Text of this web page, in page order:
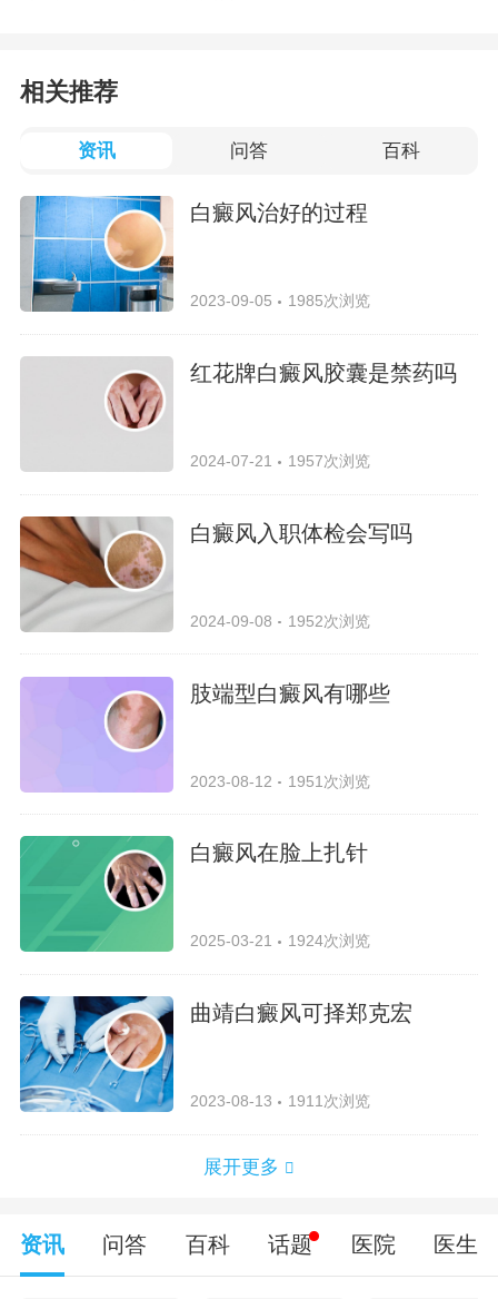
相关推荐
资讯 问答 百科
白癜风治好的过程
2023-09-05 1985次浏览
红花牌白癜风胶囊是禁药吗
2024-07-21 1957次浏览
白癜风入职体检会写吗
2024-09-08 1952次浏览
肢端型白癜风有哪些
2023-08-12 1951次浏览
白癜风在脸上扎针
2025-03-21 1924次浏览
曲靖白癜风可择郑克宏
2023-08-13 1911次浏览
展开更多
资讯 问答 百科 话题 医院 医生